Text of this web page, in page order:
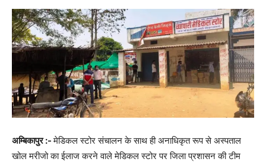
अम्बिकापुर :-मेडिकल स्टोर संचालन के साथ ही अनाधिकृत रूप से अस्पताल
खोल मरीजो का ईलाज करने वाले मेडिकल स्टोर पर जिला प्रशासन की टीम